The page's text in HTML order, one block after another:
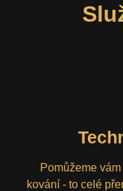
Pomůžeme
kování - to celé